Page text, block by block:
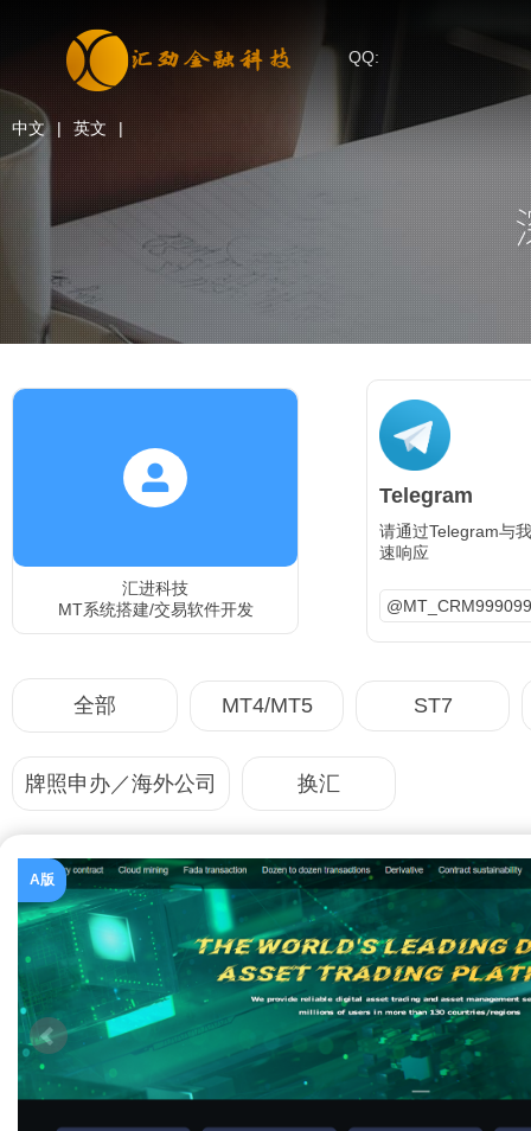
QQ:
中文 | 英文 |
汇进科技
MT系统搭建/交易软件开发
Telegram
请通过Telegram与
速响应
全部 MT4/MT5 ST7
牌照申办／海外公司 换汇
A版